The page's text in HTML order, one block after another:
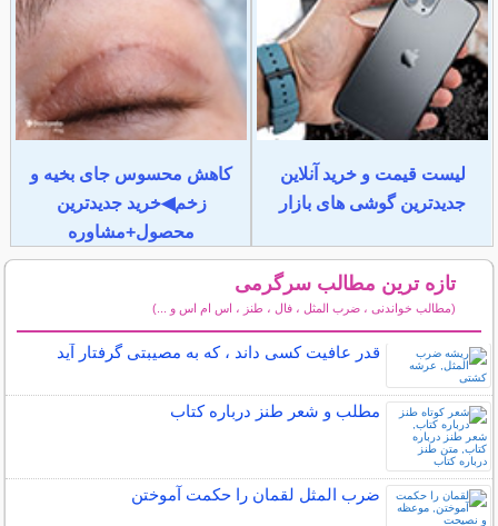
لیست قیمت و خرید آنلاین
جدیدترین گوشی های بازار
کاهش محسوس جای بخیه و
زخم◀خرید جدیدترین
محصول+مشاوره
تازه ترین مطالب سرگرمی
(مطالب خواندنی ، ضرب المثل ، فال ، طنز ، اس ام اس و ...)
قدر عافیت کسی داند ، که به مصیبتی گرفتار آید
مطلب و شعر طنز درباره کتاب
ضرب المثل لقمان را حکمت آموختن